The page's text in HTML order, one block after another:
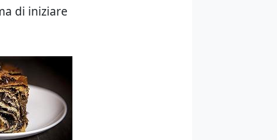
di iniziare